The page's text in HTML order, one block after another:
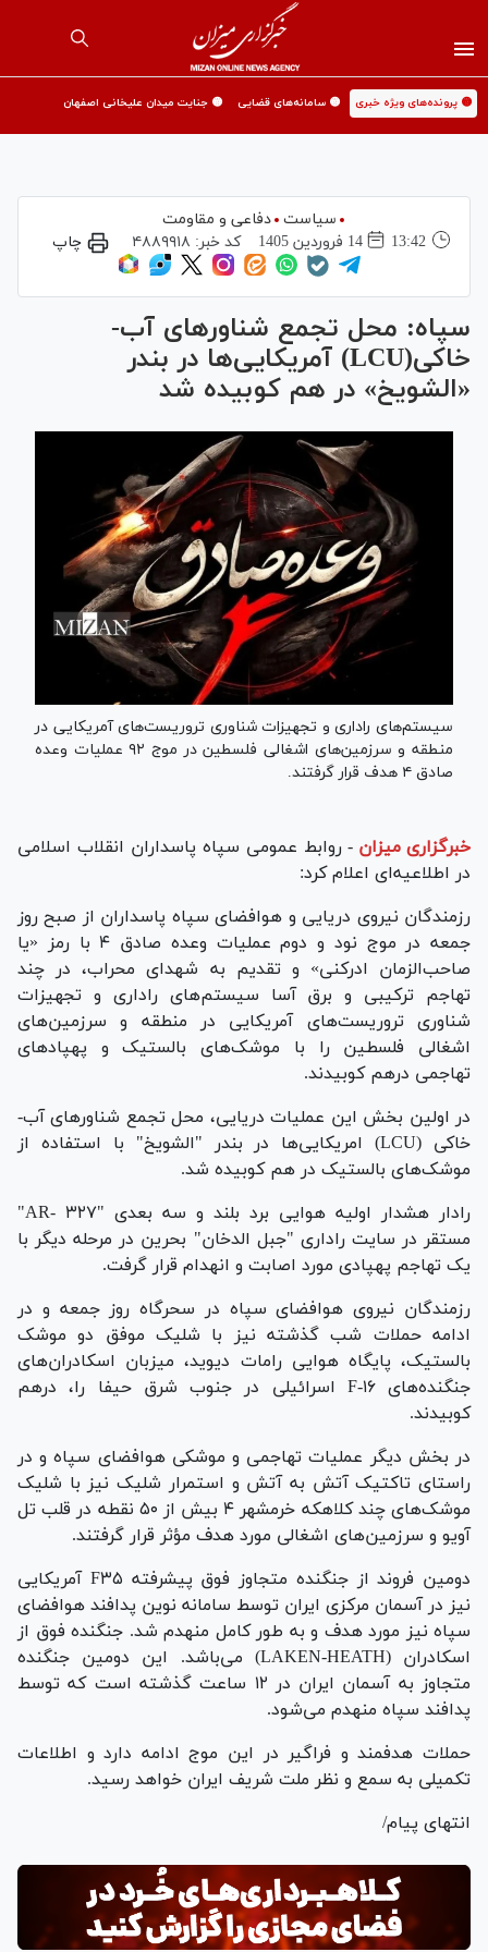
🟡 پرونده‌های ویژه خبری 🟡 سامانه‌های قضایی 🟡 جنایت میدان علیخانی اصفهان
سیاست
دفاعی و مقاومت
13:42
14 فروردين 1405 کد خبر: ۴۸۸۹۹۱۸ چاپ
سپاه: محل تجمع شناورهای آب-
خاکی(LCU) آمریکایی‌ها در بندر
«الشویخ» در هم کوبیده شد
سیستم‌های راداری و تجهیزات شناوری تروریست‌های آمریکایی در
منطقه و سرزمین‌های اشغالی فلسطین در موج ۹۲ عملیات وعده
صادق ۴ هدف قرار گرفتند.
خبرگزاری میزان - روابط عمومی سپاه پاسداران انقلاب اسلامی
در اطلاعیه‌ای اعلام کرد:
رزمندگان نیروی دریایی و هوافضای سپاه پاسداران از صبح روز
جمعه در موج نود و دوم عملیات وعده صادق ۴ با رمز «یا
صاحب‌الزمان ادرکنی» و تقدیم به شهدای محراب، در چند
تهاجم ترکیبی و برق آسا سیستم‌های راداری و تجهیزات
شناوری تروریست‌های آمریکایی در منطقه و سرزمین‌های
اشغالی فلسطین را با موشک‌های بالستیک و پهپاد‌های
تهاجمی درهم کوبیدند.
در اولین بخش این عملیات دریایی، محل تجمع شناور‌های آب-
خاکی (LCU) امریکایی‌ها در بندر "الشویخ" با استفاده از
موشک‌های بالستیک در هم کوبیده شد.
رادار هشدار اولیه هوایی برد بلند و سه بعدی "AR- ۳۲۷"
مستقر در سایت راداری "جبل الدخان" بحرین در مرحله دیگر با
یک تهاجم پهپادی مورد اصابت و انهدام قرار گرفت.
رزمندگان نیروی هوافضای سپاه در سحرگاه روز جمعه و در
ادامه حملات شب گذشته نیز با شلیک موفق دو موشک
بالستیک، پایگاه هوایی رامات دیوید، میزبان اسکادران‌های
جنگنده‌های F-۱۶ اسرائیلی در جنوب شرق حیفا را، درهم
کوبیدند.
در بخش دیگر عملیات تهاجمی و موشکی هوافضای سپاه و در
راستای تاکتیک آتش به آتش و استمرار شلیک نیز با شلیک
موشک‌های چند کلاهکه خرمشهر ۴ بیش از ۵۰ نقطه در قلب تل
آویو و سرزمین‌های اشغالی مورد هدف مؤثر قرار گرفتند.
دومین فروند از جنگنده متجاوز فوق پیشرفته F۳۵ آمریکایی
نیز در آسمان مرکزی ایران توسط سامانه نوین پدافند هوافضای
سپاه نیز مورد هدف و به طور کامل منهدم شد. جنگنده فوق از
اسکادران (LAKEN-HEATH) می‌باشد. این دومین جنگنده
متجاوز به آسمان ایران در ۱۲ ساعت گذشته است که توسط
پدافند سپاه منهدم می‌شود.
حملات هدفمند و فراگیر در این موج ادامه دارد و اطلاعات
تکمیلی به سمع و نظر ملت شریف ایران خواهد رسید.
انتهای پیام/